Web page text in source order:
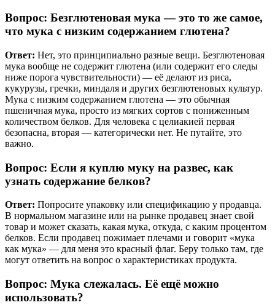
Вопрос: Безглютеновая мука — это то же самое,
что мука с низким содержанием глютена?
Ответ: Нет, это принципиально разные вещи. Безглютеновая
мука вообще не содержит глютена (или содержит его следы
ниже порога чувствительности) — её делают из риса,
кукурузы, гречки, миндаля и других безглютеновых культур.
Мука с низким содержанием глютена — это обычная
пшеничная мука, просто из мягких сортов с пониженным
количеством белков. Для человека с целиакией первая
безопасна, вторая — категорически нет. Не путайте, это
важно.
Вопрос: Если я куплю муку на развес, как
узнать содержание белков?
Ответ: Попросите упаковку или спецификацию у продавца.
В нормальном магазине или на рынке продавец знает свой
товар и может сказать, какая мука, откуда, с каким процентом
белков. Если продавец пожимает плечами и говорит «мука
как мука» — для меня это красный флаг. Беру только там, где
могут ответить на вопрос о характеристиках продукта.
Вопрос: Мука слежалась. Её ещё можно
использовать?